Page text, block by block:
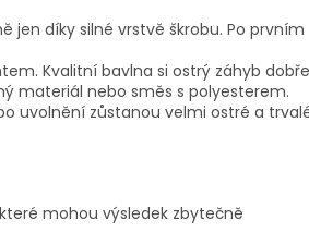
jen díky silné vrstvě škrobu. Po prvním
Kvalitní bavlna si ostrý záhyb dobře
materiál nebo směs s polyesterem.
uvolnění zůstanou velmi ostré a
mohou výsledek zbytečně